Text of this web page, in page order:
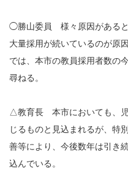
◯勝山委員 様々原因があると
大量採用が続いているのが原
では、本市の教員採用者数の
尋ねる。
△教育長 本市においても、
じるものと見込まれるが、特
善等により、今後数年は引き
込んでいる。